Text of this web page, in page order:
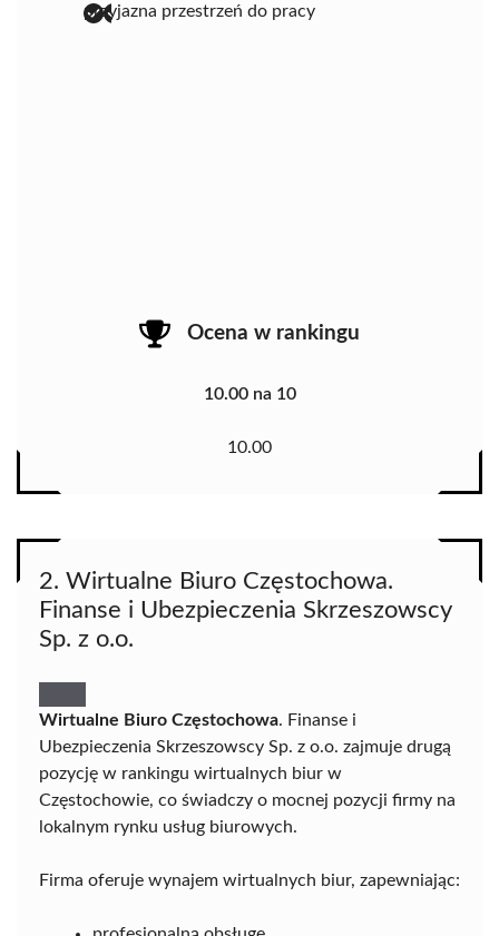
przyjazna przestrzeń do pracy
Ocena w rankingu
10.00 na 10
10.00
2. Wirtualne Biuro Częstochowa.
Finanse i Ubezpieczenia Skrzeszowscy
Sp. z o.o.
Wirtualne Biuro Częstochowa. Finanse i
Ubezpieczenia Skrzeszowscy Sp. z o.o. zajmuje drugą
pozycję w rankingu wirtualnych biur w
Częstochowie, co świadczy o mocnej pozycji firmy na
lokalnym rynku usług biurowych.
Firma oferuje wynajem wirtualnych biur, zapewniając: